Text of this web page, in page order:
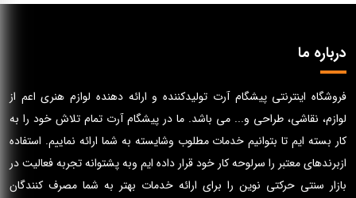
درباره ما
فروشگاه اینترنتی پیشگام آرت تولیدکننده و ارائه دهنده لوازم هنری اعم از
لوازم، نقاشی، طراحی و... می باشد. ما در پیشگام آرت تمام تلاش خود را به
کار بسته ایم تا بتوانیم خدمات مطلوب وشایسته به شما ارائه نماییم. استفاده
ازبرندهای معتبر را سرلوحه کار خود قرار داده ایم وبه پشتوانه تجربه فعالیت در
بازار سنتی حرکتی نوین را برای ارائه خدمات بهتر به شما مصرف کنندگان